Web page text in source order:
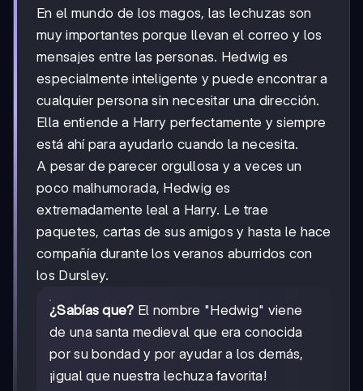
En el mundo de los magos, las lechuzas son
muy importantes porque llevan el correo y los
mensajes entre las personas. Hedwig es
especialmente inteligente y puede encontrar a
cualquier persona sin necesitar una dirección.
Ella entiende a Harry perfectamente y siempre
está ahí para ayudarlo cuando la necesita.
A pesar de parecer orgullosa y a veces un
poco malhumorada, Hedwig es
extremadamente leal a Harry. Le trae
paquetes, cartas de sus amigos y hasta le hace
compañía durante los veranos aburridos con
los Dursley.
¿Sabías que? El nombre "Hedwig" viene
de una santa medieval que era conocida
por su bondad y por ayudar a los demás,
¡igual que nuestra lechuza favorita!